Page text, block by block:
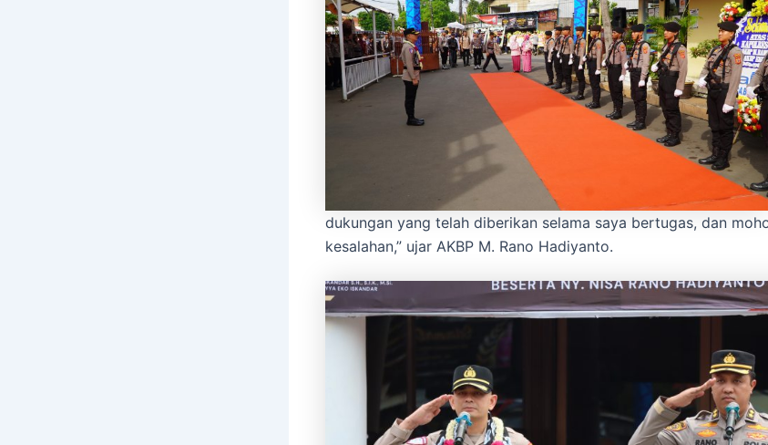
dukungan yang telah diberikan selama saya bertugas, dan
kesalahan,” ujar AKBP M. Rano Hadiyanto.